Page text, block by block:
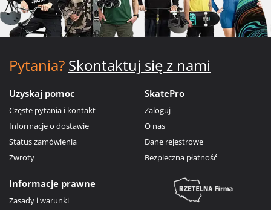
Pytania? Skontaktuj się z nami
Uzyskaj pomoc
Częste pytania i kontakt
Informacje o dostawie
Status zamówienia
Zwroty
SkatePro
Zaloguj
O nas
Dane rejestrowe
Bezpieczna płatność
Informacje prawne
Zasady i warunki